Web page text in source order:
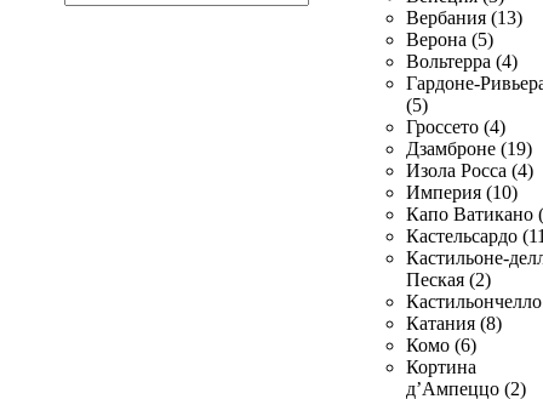
Вербания (13)
Верона (5)
Вольтерра (4)
Гардоне-
(5)
Гроссето (4)
Дзамброне (19)
Изола Росса (4)
Империя (10)
Капо Ватикано
Кастельсардо
Кастильоне-
Пеская (2)
Катания (8)
Комо (6)
Кортина
д’Ампеццо (2)